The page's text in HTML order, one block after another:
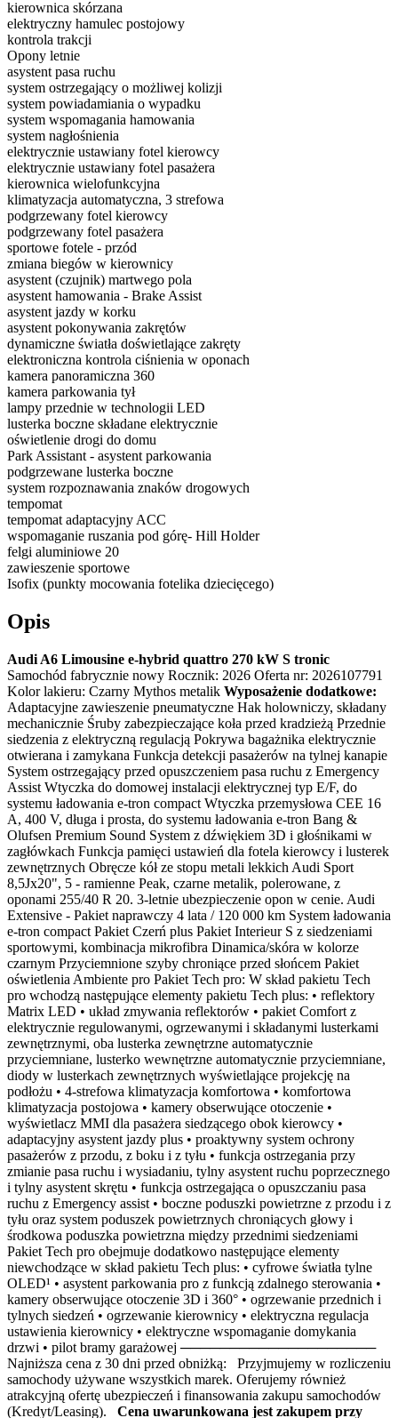
kierownica skórzana
elektryczny hamulec postojowy
kontrola trakcji
Opony letnie
asystent pasa ruchu
system ostrzegający o możliwej kolizji
system powiadamiania o wypadku
system wspomagania hamowania
system nagłośnienia
elektrycznie ustawiany fotel kierowcy
elektrycznie ustawiany fotel pasażera
kierownica wielofunkcyjna
klimatyzacja automatyczna, 3 strefowa
podgrzewany fotel kierowcy
podgrzewany fotel pasażera
sportowe fotele - przód
zmiana biegów w kierownicy
asystent (czujnik) martwego pola
asystent hamowania - Brake Assist
asystent jazdy w korku
asystent pokonywania zakrętów
dynamiczne światła doświetlające zakręty
elektroniczna kontrola ciśnienia w oponach
kamera panoramiczna 360
kamera parkowania tył
lampy przednie w technologii LED
lusterka boczne składane elektrycznie
oświetlenie drogi do domu
Park Assistant - asystent parkowania
podgrzewane lusterka boczne
system rozpoznawania znaków drogowych
tempomat
tempomat adaptacyjny ACC
wspomaganie ruszania pod górę- Hill Holder
felgi aluminiowe 20
zawieszenie sportowe
Isofix (punkty mocowania fotelika dziecięcego)
Opis
Audi A6 Limousine e-hybrid quattro 270 kW S tronic
Samochód fabrycznie nowy Rocznik: 2026 Oferta nr: 2026107791
Kolor lakieru: Czarny Mythos metalik Wyposażenie dodatkowe:
Adaptacyjne zawieszenie pneumatyczne Hak holowniczy, składany
mechanicznie Śruby zabezpieczające koła przed kradzieżą Przednie
siedzenia z elektryczną regulacją Pokrywa bagażnika elektrycznie
otwierana i zamykana Funkcja detekcji pasażerów na tylnej kanapie
System ostrzegający przed opuszczeniem pasa ruchu z Emergency
Assist Wtyczka do domowej instalacji elektrycznej typ E/F, do
systemu ładowania e-tron compact Wtyczka przemysłowa CEE 16
A, 400 V, długa i prosta, do systemu ładowania e-tron Bang &
Olufsen Premium Sound System z dźwiękiem 3D i głośnikami w
zagłówkach Funkcja pamięci ustawień dla fotela kierowcy i lusterek
zewnętrznych Obręcze kół ze stopu metali lekkich Audi Sport
8,5Jx20", 5 - ramienne Peak, czarne metalik, polerowane, z
oponami 255/40 R 20. 3-letnie ubezpieczenie opon w cenie. Audi
Extensive - Pakiet naprawczy 4 lata / 120 000 km System ładowania
e-tron compact Pakiet Czerń plus Pakiet Interieur S z siedzeniami
sportowymi, kombinacja mikrofibra Dinamica/skóra w kolorze
czarnym Przyciemnione szyby chroniące przed słońcem Pakiet
oświetlenia Ambiente pro Pakiet Tech pro: W skład pakietu Tech
pro wchodzą następujące elementy pakietu Tech plus: • reflektory
Matrix LED • układ zmywania reflektorów • pakiet Comfort z
elektrycznie regulowanymi, ogrzewanymi i składanymi lusterkami
zewnętrznymi, oba lusterka zewnętrzne automatycznie
przyciemniane, lusterko wewnętrzne automatycznie przyciemniane,
diody w lusterkach zewnętrznych wyświetlające projekcję na
podłożu • 4-strefowa klimatyzacja komfortowa • komfortowa
klimatyzacja postojowa • kamery obserwujące otoczenie •
wyświetlacz MMI dla pasażera siedzącego obok kierowcy •
adaptacyjny asystent jazdy plus • proaktywny system ochrony
pasażerów z przodu, z boku i z tyłu • funkcja ostrzegania przy
zmianie pasa ruchu i wysiadaniu, tylny asystent ruchu poprzecznego
i tylny asystent skrętu • funkcja ostrzegająca o opuszczaniu pasa
ruchu z Emergency assist • boczne poduszki powietrzne z przodu i z
tyłu oraz system poduszek powietrznych chroniących głowy i
środkowa poduszka powietrzna między przednimi siedzeniami
Pakiet Tech pro obejmuje dodatkowo następujące elementy
niewchodzące w skład pakietu Tech plus: • cyfrowe światła tylne
OLED¹ • asystent parkowania pro z funkcją zdalnego sterowania •
kamery obserwujące otoczenie 3D i 360° • ogrzewanie przednich i
tylnych siedzeń • ogrzewanie kierownicy • elektryczna regulacja
ustawienia kierownicy • elektryczne wspomaganie domykania
drzwi • pilot bramy garażowej ────────────────────
Najniższa cena z 30 dni przed obniżką: Przyjmujemy w rozliczeniu
samochody używane wszystkich marek. Oferujemy również
atrakcyjną ofertę ubezpieczeń i finansowania zakupu samochodów
(Kredyt/Leasing). Cena uwarunkowana jest zakupem przy